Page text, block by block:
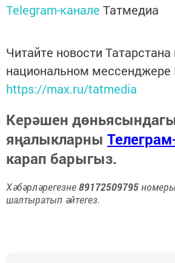
Telegram-канале Татмедиа
Читайте новости Татарстана
национальном мессенджере
https://max.ru/tatmedia
Керәшен
яңалыкларны
карап барыгыз.
Хәбәрләрегезне89172509795
шалтыратып әйтегез.